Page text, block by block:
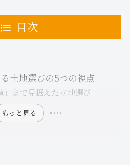
目次
土地選びの5つの視点
」まで見据えた立地選び
もっと見る